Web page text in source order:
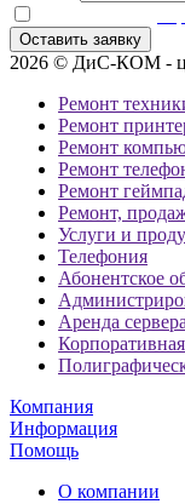
Оставить заявку
2026 © ДиС-КОМ -
Ремонт
Ремонт
Ремонт
Ремонт
Ремонт
Ремонт,
Услуги и
Телефония
Абонентское
Аренда сервера
Компания
Информация
Помощь
О компании